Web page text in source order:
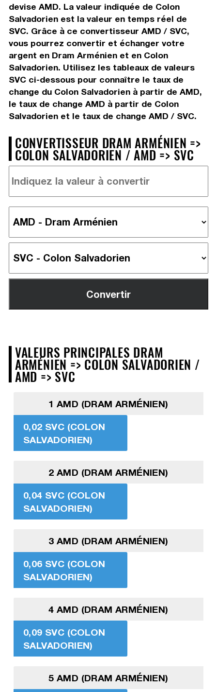
devise AMD. La valeur indiquée de Colon
Salvadorien est la valeur en temps réel de
SVC. Grâce à ce convertisseur AMD / SVC,
vous pourrez convertir et échanger votre
argent en Dram Arménien et en Colon
Salvadorien. Utilisez les tableaux de valeurs
SVC ci-dessous pour connaître le taux de
change du Colon Salvadorien à partir de AMD,
le taux de change AMD à partir de Colon
Salvadorien et le taux de change AMD / SVC.
CONVERTISSEUR DRAM ARMÉNIEN =>
COLON SALVADORIEN / AMD => SVC
VALEURS PRINCIPALES DRAM
ARMÉNIEN => COLON SALVADORIEN /
AMD => SVC
1 AMD (DRAM ARMÉNIEN)
0,02 SVC (COLON
SALVADORIEN)
2 AMD (DRAM ARMÉNIEN)
0,04 SVC (COLON
SALVADORIEN)
3 AMD (DRAM ARMÉNIEN)
0,06 SVC (COLON
SALVADORIEN)
4 AMD (DRAM ARMÉNIEN)
0,09 SVC (COLON
SALVADORIEN)
5 AMD (DRAM ARMÉNIEN)